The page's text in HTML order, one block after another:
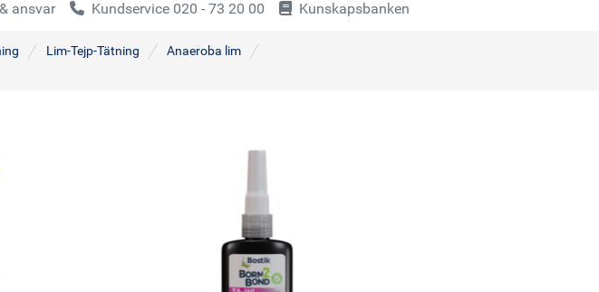
ansvar Kundservice 020 - 73 20 00 Kunskapsbanken
Lim-Tejp-Tätning
Anaeroba lim